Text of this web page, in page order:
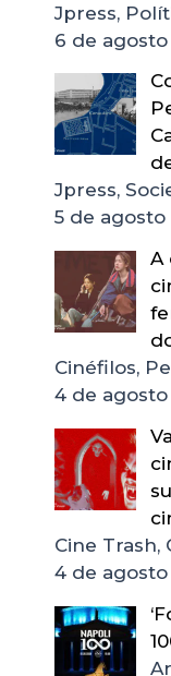
Jpress,
6 de
Jpress,
5 de agosto
A
Cinéfilos,
4 de
Cine Trash,
4 de